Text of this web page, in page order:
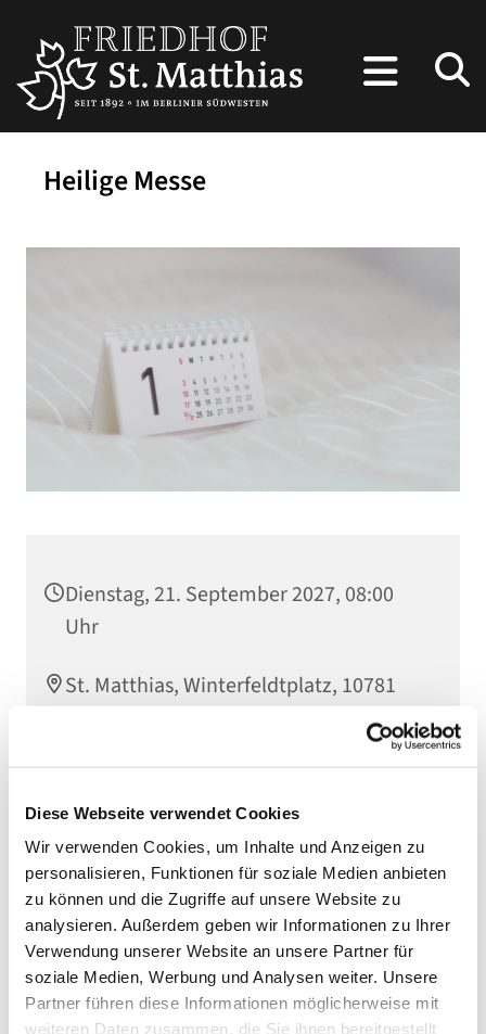
Diese Webseite verwendet Cookies
Wir verwenden Cookies, um Inhalte und Anzeigen zu
personalisieren, Funktionen für soziale Medien anbieten
zu können und die Zugriffe auf unsere Website zu
analysieren. Außerdem geben wir Informationen zu Ihrer
Verwendung unserer Website an unsere Partner für
soziale Medien, Werbung und Analysen weiter. Unsere
Partner führen diese Informationen möglicherweise mit
weiteren Daten zusammen, die Sie ihnen bereitgestellt
Heilige Messe
Dienstag, 21. September 2027, 08:00
Uhr
St. Matthias, Winterfeldtplatz, 10781